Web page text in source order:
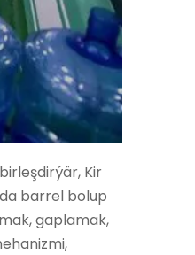
Kir
barrel bolup
gaplamak,